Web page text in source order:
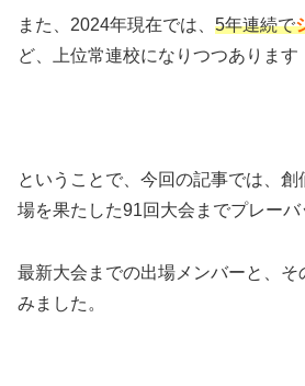
また、2024年現在では、 5年連続で
ど、上位常連校になりつつあります
ということで、今回の記事では、創
場を果たした91回大会までプレーバ
最新大会までの出場メンバーと、そ
みました。